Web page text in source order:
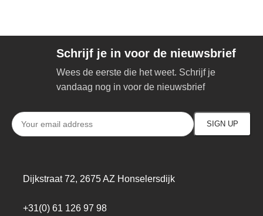
Schrijf je in voor de nieuwsbrief
Wees de eerste die het weet. Schrijf je
vandaag nog in voor de nieuwsbrief
Dijkstraat 72, 2675 AZ Honselersdijk
+31(0) 61 126 97 98